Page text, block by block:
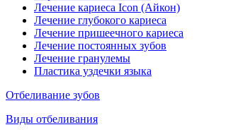
Лечение кариеса Icon (Айкон)
Лечение глубокого кариеса
Лечение пришеечного кариеса
Лечение постоянных зубов
Лечение гранулемы
Пластика уздечки языка
Отбеливание зубов
Виды отбеливания